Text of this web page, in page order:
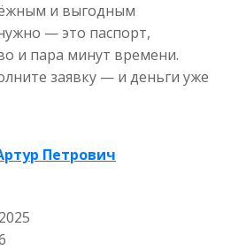
и выгодным
— это паспорт,
и пара минут времени.
заявку — и деньги уже
Петрович